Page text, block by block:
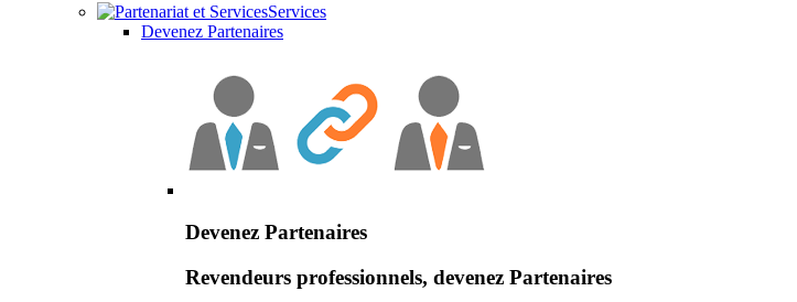
Services
Devenez Partenaires
Devenez Partenaires
Revendeurs professionnels, devenez Partenaires